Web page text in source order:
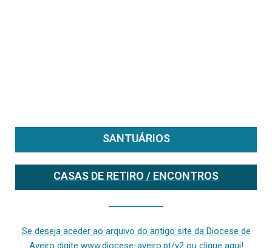
SANTUÁRIOS
CASAS DE RETIRO / ENCONTROS
Se deseja aceder ao arquivo do antigo site da Diocese de
Aveiro digite www.diocese-aveiro.pt/v2 ou clique aqui!